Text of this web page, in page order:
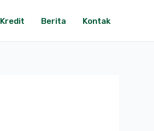
Kredit Berita Kontak